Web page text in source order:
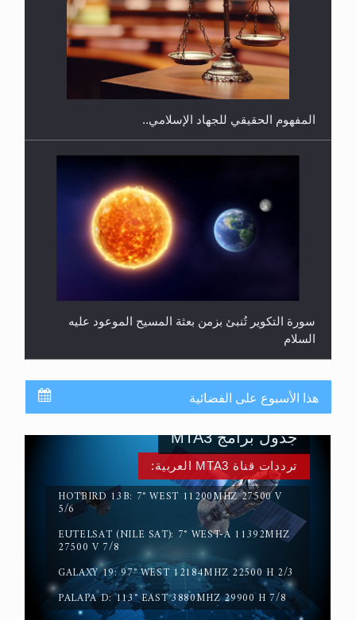
هل يجوز فتح مشروع كوافير نسائي للمحجبات وغير
المحجبات؟
المفهوم الحقيقي للجهاد الإسلامي..
سورة التكوير تُنبئ بزمن بعثة المسيح الموعود عليه
السلام
حقيقة المسيح الدجال
هذا الأسبوع على الفضائية
ترددات قناة MTA3 العربية:
HOTBIRD 13B: 7° WEST 11200MHZ 27500 V
5/6
EUTELSAT (NILE SAT): 7° WEST-A 11392MHZ
27500 V 7/8
GALAXY 19: 97° WEST 12184MHZ 22500 H 2/3
PALAPA D: 113° EAST 3880MHZ 29900 H 7/8
جدول برامج MTA3